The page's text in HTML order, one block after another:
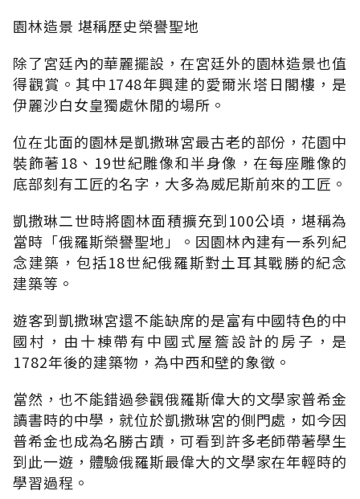
園林造景 堪稱歷史榮譽聖地
除了宮廷內的華麗擺設，在宮廷外的園林造景也值
得觀賞。其中1748年興建的愛爾米塔日閣樓，是
伊麗沙白女皇獨處休閒的場所。
位在北面的園林是凱撒琳宮最古老的部份，花園中
裝飾著18、19世紀雕像和半身像，在每座雕像的
底部刻有工匠的名字，大多為威尼斯前來的工匠。
凱撒琳二世時將園林面積擴充到100公頃，堪稱為
當時「俄羅斯榮譽聖地」。因園林內建有一系列紀
念建築，包括18世紀俄羅斯對土耳其戰勝的紀念
建築等。
遊客到凱撒琳宮還不能缺席的是富有中國特色的中
國村，由十棟帶有中國式屋簷設計的房子，是
1782年後的建築物，為中西和壁的象徵。
當然，也不能錯過參觀俄羅斯偉大的文學家普希金
讀書時的中學，就位於凱撒琳宮的側門處，如今因
普希金也成為名勝古蹟，可看到許多老師帶著學生
到此一遊，體驗俄羅斯最偉大的文學家在年輕時的
學習過程。